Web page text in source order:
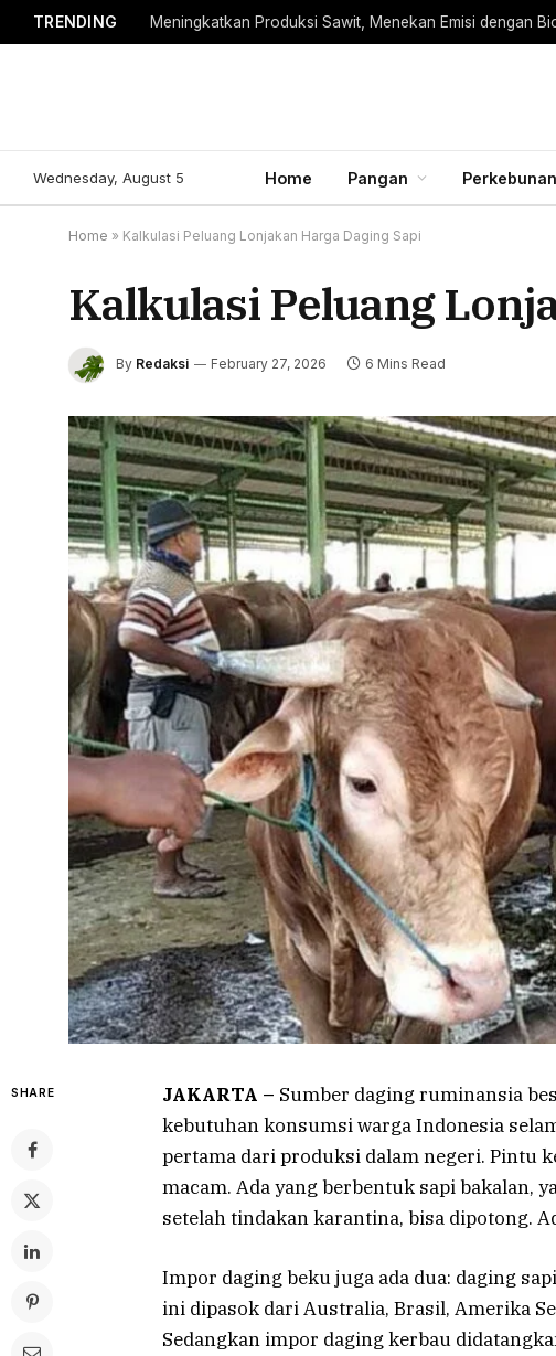
TRENDING Meningkatkan Produksi Sawit, Menekan Emisi dengan
Wednesday, August 5 Home Pangan Perkebunan
Home » Kalkulasi Peluang Lonjakan Harga Daging Sapi
Kalkulasi Peluang
By Redaksi February 27, 2026 6 Mins Read
SHARE JAKARTA – Sumber daging ruminansia
kebutuhan konsumsi warga Indonesia
pertama dari produksi dalam negeri. Pintu
macam. Ada yang berbentuk sapi bakalan,
setelah tindakan karantina, bisa dipotong.
Impor daging beku juga ada dua: daging
ini dipasok dari Australia, Brasil, Amerika
Sedangkan impor daging kerbau